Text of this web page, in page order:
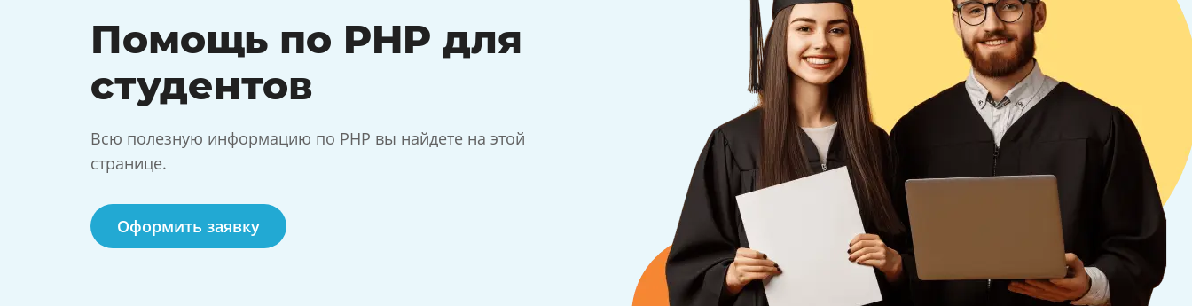
Помощь по PHP для
студентов
Всю полезную информацию по PHP вы найдете на этой
странице.
Оформить заявку